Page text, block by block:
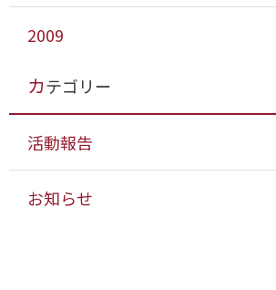
2009
カテゴリー
活動報告
お知らせ